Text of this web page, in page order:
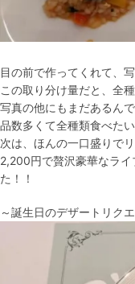
目の前で作ってくれて、
この取り分け量だと、全
写真の他にもまだあるん
品数多くて全種類食べた
次は、ほんの一口盛りで
2,200円で贅沢豪華なラ
た！！
～誕生日のデザートリク